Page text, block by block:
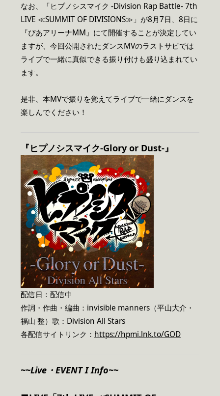
なお、「ヒプノシスマイク -Division Rap Battle- 7th
LIVE ≪SUMMIT OF DIVISIONS≫」が8月7日、8日に
『ぴあアリーナMM』にて開催することが決定してい
ますが、今回公開されたダンスMVのラストサビでは
ライブで一緒に真似できる振り付けも盛り込まれてい
ます。
是非、本MVで振りを覚えてライブで一緒にダンスを
楽しんでください！
『ヒプノシスマイク-Glory or Dust-』
配信日：配信中
作詞・作曲・編曲：invisible manners（平山大介・
福山 整）歌：Division All Stars
各配信サイトリンク： https://hpmi.lnk.to/GOD
~~Live・EVENT I Info~~